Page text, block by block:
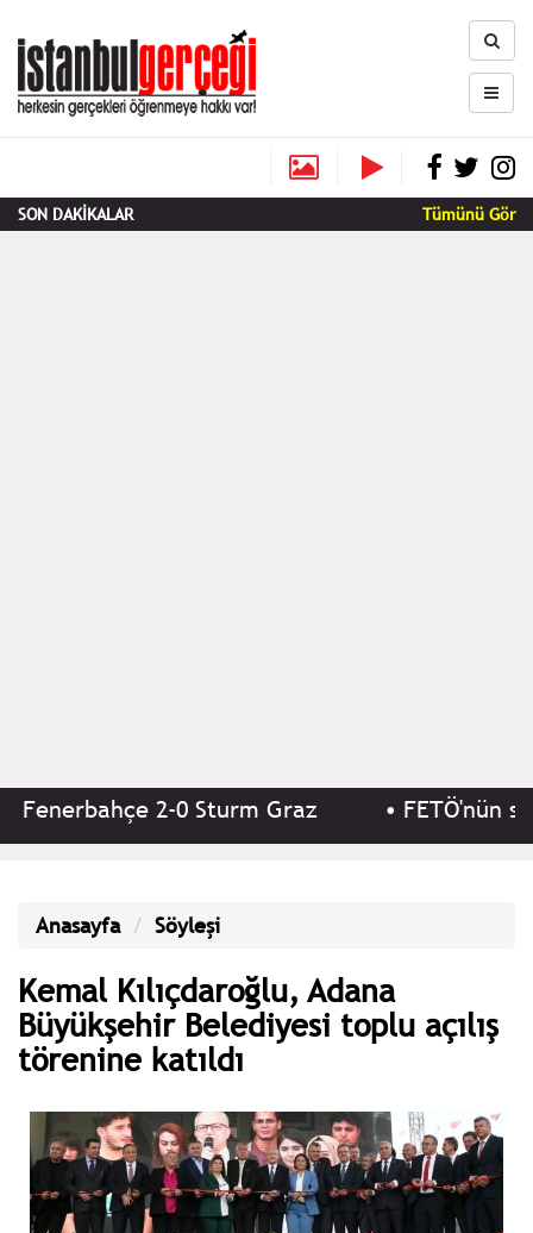
SON DAKİKALAR Tümünü Gör
2-0 Sturm Graz FETÖ'nün
Anasayfa Söyleşi
Kemal Kılıçdaroğlu, Adana
Büyükşehir Belediyesi toplu açılış
törenine katıldı